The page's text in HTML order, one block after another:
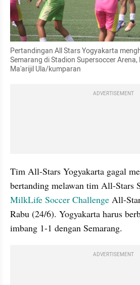
Pertandingan All Stars Yogyakarta
Semarang di Stadion Supersoccer
Ma'arijil Ula/kumparan
ADVERTISEMENT
Tim All-Stars Yogyakarta gagal
MilkLife Soccer Challenge All-
Rabu (24/6). Yogyakarta harus
imbang 1-1 dengan Semarang.
ADVERTISEMENT